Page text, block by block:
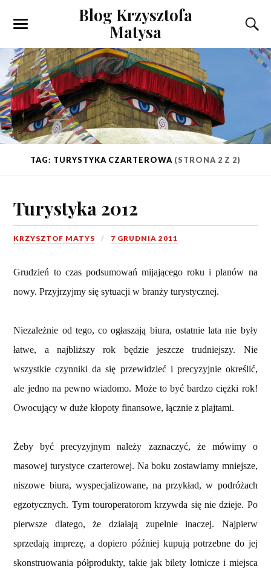
Blog Krzysztofa
Matysa
TAG: TURYSTYKA CZARTEROWA (STRONA 2 Z 2)
Turystyka 2012
KRZYSZTOF MATYS 7 GRUDNIA 2011
Grudzień to czas podsumowań mijającego roku i planów na
nowy. Przyjrzyjmy się sytuacji w branży turystycznej.
Niezależnie od tego, co ogłaszają biura, ostatnie lata nie były
łatwe, a najbliższy rok będzie jeszcze trudniejszy. Nie
wszystkie czynniki da się przewidzieć i precyzyjnie określić,
ale jedno na pewno wiadomo. Może to być bardzo ciężki rok!
Owocujący w duże kłopoty finansowe, łącznie z plajtami.
Żeby być precyzyjnym należy zaznaczyć, że mówimy o
masowej turystyce czarterowej. Na boku zostawiamy mniejsze,
niszowe biura, wyspecjalizowane, na przykład, w podróżach
egzotycznych. Tym touroperatorom krzywda się nie dzieje. Po
pierwsze dlatego, że działają zupełnie inaczej. Najpierw
sprzedają imprezę, a dopiero później kupują potrzebne do jej
skonstruowania półprodukty, takie jak bilety lotnicze i miejsca